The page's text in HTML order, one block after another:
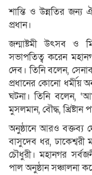
শান্তি ও উন্নতির জন্য
প্রধান।
জন্মাষ্টমী উৎসব ও
সভাপতিত্ব করেন
দেব। তিনি বলেন,
প্রধানের কোনো ধর্মীয়
ঘটনা। তিনি বলেন,
মুসলমান, বৌদ্ধ, খ্রিষ্টান
অনুষ্ঠানে আরও বক্তব্য
বাসুদেব ধর, ঢাকেশ্বরী
চৌধুরী। মহানগর
পাল অনুষ্ঠান সঞ্চালনা